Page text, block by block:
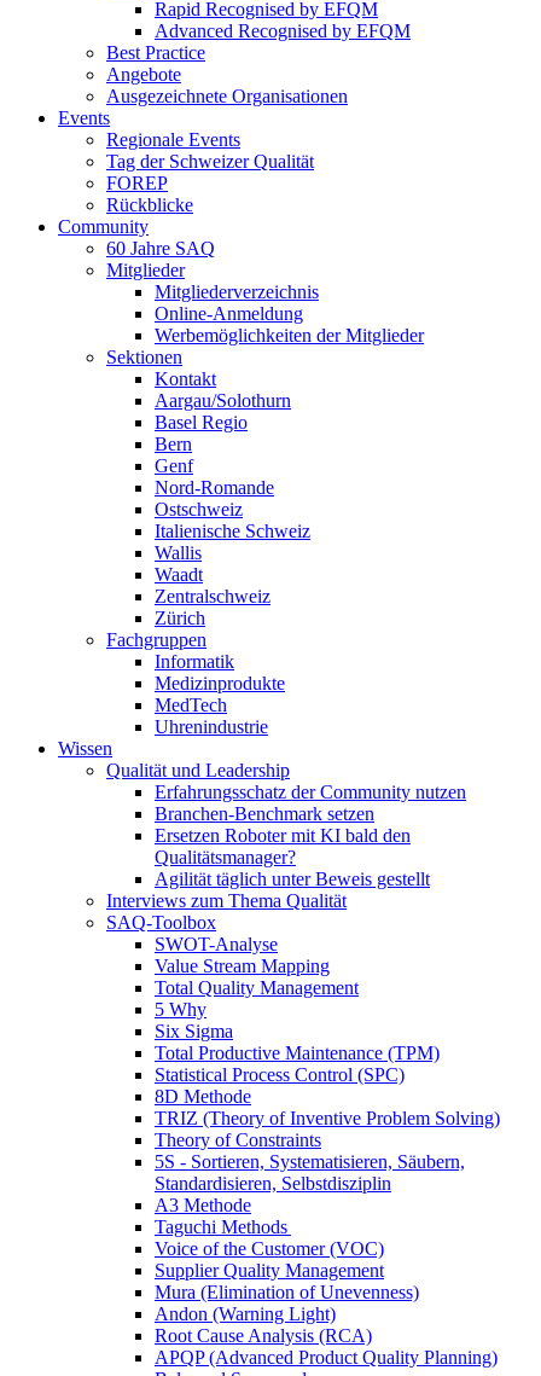
Rapid Recognised by EFQM
Advanced Recognised by EFQM
Best Practice
Angebote
Ausgezeichnete Organisationen
Events
Regionale Events
Tag der Schweizer Qualität
FOREP
Rückblicke
Community
60 Jahre SAQ
Mitglieder
Mitgliederverzeichnis
Online-Anmeldung
Werbemöglichkeiten der Mitglieder
Sektionen
Kontakt
Aargau/Solothurn
Basel Regio
Bern
Genf
Nord-Romande
Ostschweiz
Italienische Schweiz
Wallis
Waadt
Zentralschweiz
Zürich
Fachgruppen
Informatik
Medizinprodukte
MedTech
Uhrenindustrie
Wissen
Qualität und Leadership
Erfahrungsschatz der Community nutzen
Branchen-Benchmark setzen
Ersetzen Roboter mit KI bald den
Qualitätsmanager?
Agilität täglich unter Beweis gestellt
Interviews zum Thema Qualität
SAQ-Toolbox
SWOT-Analyse
Value Stream Mapping
Total Quality Management
5 Why
Six Sigma
Total Productive Maintenance (TPM)
Statistical Process Control (SPC)
8D Methode
TRIZ (Theory of Inventive Problem Solving)
Theory of Constraints
5S - Sortieren, Systematisieren, Säubern,
Standardisieren, Selbstdisziplin
A3 Methode
Taguchi Methods
Voice of the Customer (VOC)
Supplier Quality Management
Mura (Elimination of Unevenness)
Andon (Warning Light)
Root Cause Analysis (RCA)
APQP (Advanced Product Quality Planning)